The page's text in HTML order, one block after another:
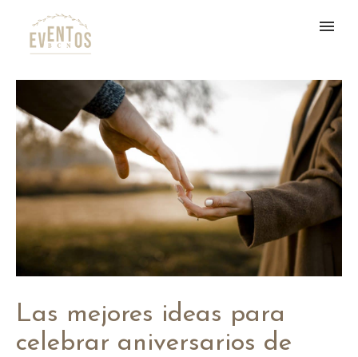
Las mejores ideas para
celebrar aniversarios de